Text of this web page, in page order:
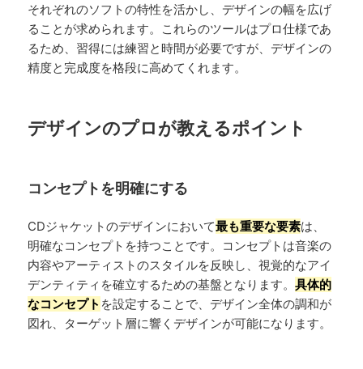
それぞれのソフトの特性を活かし、デザインの幅を広げ
ることが求められます。これらのツールはプロ仕様であ
るため、習得には練習と時間が必要ですが、デザインの
精度と完成度を格段に高めてくれます。
デザインのプロが教えるポイント
コンセプトを明確にする
CDジャケットのデザインにおいて最も重要な要素は、
明確なコンセプトを持つことです。コンセプトは音楽の
内容やアーティストのスタイルを反映し、視覚的なアイ
デンティティを確立するための基盤となります。具体的
なコンセプト を設定することで、デザイン全体の調和が
図れ、ターゲット層に響くデザインが可能になります。